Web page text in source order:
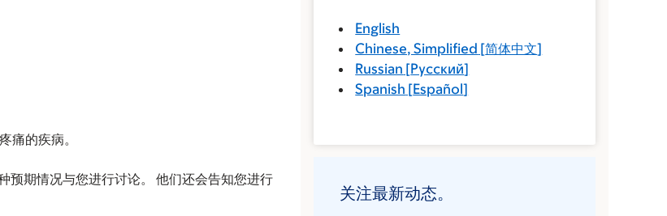
痛的疾病。
预期情况与您进行讨论。 他们还会告知您进行
English
Chinese, Simplified [简体中文]
Russian [Русский]
Spanish [Español]
关注最新动态。